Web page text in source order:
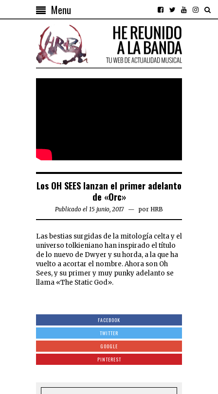
Menu
Los OH SEES lanzan el primer adelanto
de «Orc»
Publicado el 15 junio, 2017 por HRB
Las bestias surgidas de la mitología celta y el
universo tolkieniano han inspirado el título
de lo nuevo de Dwyer y su horda, a la que ha
vuelto a acortar el nombre. Ahora son Oh
Sees, y su primer y muy punky adelanto se
llama «The Static God».
FACEBOOK
TWITTER
GOOGLE
PINTEREST